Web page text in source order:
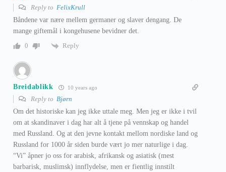
Reply to FelixKrull
Båndene var nære mellem germaner og slaver dengang. De
mange giftemål i kongehusene bevidner det.
0
Reply
Breidablikk 10 years ago
Reply to Bjørn
Om det historiske kan jeg ikke uttale meg. Men jeg er ikke i tvil
om at skandinaver i dag har alt å tjene på vennskap og handel
med Russland. Og at den jevne kontakt mellom nordiske land og
Russland for 1000 år siden burde vært jo mer naturlige i dag.
“Vi” åpner jo oss for arabisk, afrikansk og asiatisk (mest
barbarisk, muslimsk) innflydelse, men er fientlig innstilt